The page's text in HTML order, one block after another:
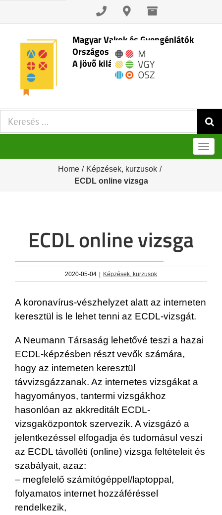
Skip
content
Magyar Vakok és Gyengénlátók
Országos Szövetsége
A jövő kilátásai
Keresés:
Home / Képzések, kurzusok /
ECDL online vizsga
ECDL online vizsga
2020-05-04 | Képzések, kurzusok
A koronavírus-vészhelyzet alatt az interneten
keresztül is le lehet tenni az ECDL-vizsgát.
A Neumann Társaság lehetővé teszi a hazai
ECDL-képzésben részt vevők számára,
hogy az interneten keresztül
távvizsgázzanak. Az internetes vizsgákat a
hagyományos, tantermi vizsgákhoz
hasonlóan az akkreditált ECDL-
vizsgaközpontok szervezik. A vizsgázó a
jelentkezéssel elfogadja és tudomásul veszi
az ECDL távolléti (online) vizsga feltételeit és
szabályait, azaz:
– megfelelő számítógéppel/laptoppal,
folyamatos internet hozzáféréssel
rendelkezik,